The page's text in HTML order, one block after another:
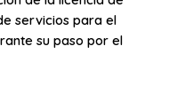
servicios para el
su paso por el